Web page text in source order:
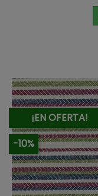
¡EN OFERTA!
-10%